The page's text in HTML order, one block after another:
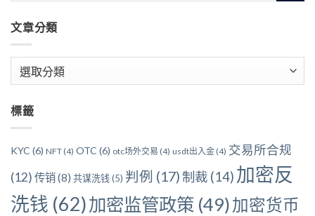
文章分類
類
標籤
KYC (6) NFT (4) OTC (6) otc场外交易 (4) usdt出入金 (4) 交易所合规
(12) 传销(8) 共谋洗钱(5) 判例 (17)制裁 (14) 加密反
洗钱 (62)加密监管政策 (49)加密货币